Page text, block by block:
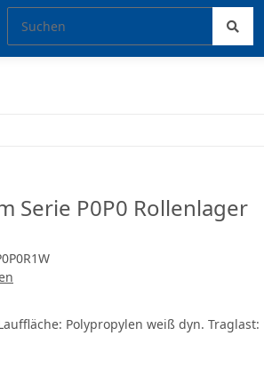
Serie P0P0 Rollenlager
Polypropylen weiß dyn. Traglast: